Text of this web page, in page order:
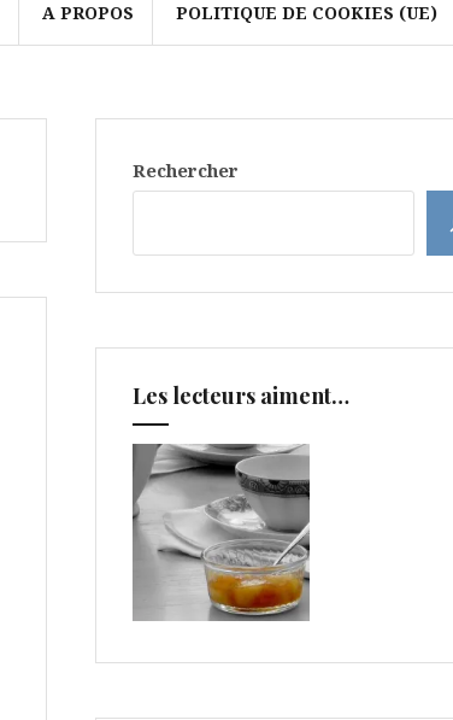
A PROPOS POLITIQUE DE COOKIES (UE)
Rechercher
Les lecteurs aiment…